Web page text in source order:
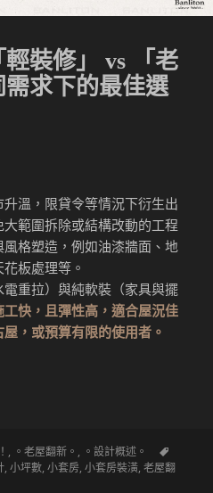
輕裝修」 vs 「老
求下的最佳選
升溫，限貸令等情況下衍生出
範圍拆除或結構改動的工程
格塑造，例如油漆牆面、地
板處理等。
重拉）與純軟裝（家具與擺
工快，且彈性高，適合屋況佳
，或預算有限的使用者。
裝修」 vs 「老屋翻新」：不同需
, 。老屋翻新。 , 。設計概述。
籤
,小坪數,小套房,小套房裝潢,老屋翻
概述〕「輕裝修」 vs 「老屋翻新」：不同